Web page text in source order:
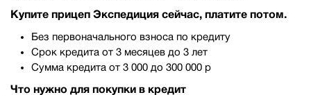
Купите прицеп Экспедиция сейчас, платите потом.
Без первоначального взноса по кредиту
Срок кредита от 3 месяцев до 3 лет
Сумма кредита от 3 000 до 300 000 р
Что нужно для покупки в кредит